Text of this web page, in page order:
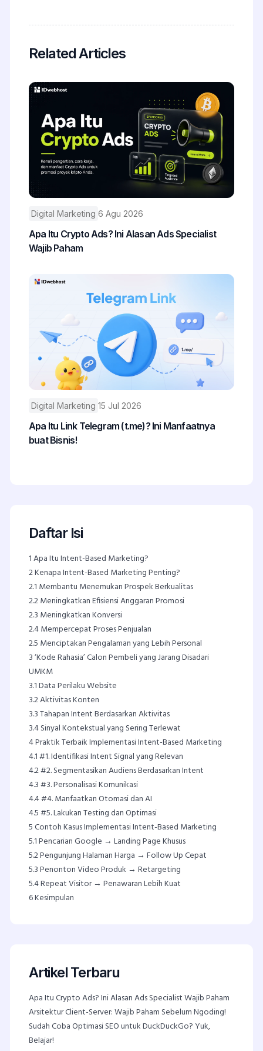
Related Articles
Digital Marketing 6 Agu 2026
Apa Itu Crypto Ads? Ini Alasan Ads Specialist
Wajib Paham
Digital Marketing 15 Jul 2026
Apa Itu Link Telegram (t.me)? Ini Manfaatnya
buat Bisnis!
Daftar Isi
1Apa Itu Intent-Based Marketing?
2Kenapa Intent-Based Marketing Penting?
2.1 Membantu Menemukan Prospek Berkualitas
2.2Meningkatkan Efisiensi Anggaran Promosi
2.3 Meningkatkan Konversi
2.4Mempercepat Proses Penjualan
2.5 Menciptakan Pengalaman yang Lebih Personal
3‘Kode Rahasia’ Calon Pembeli yang Jarang Disadari
UMKM
3.1Data Perilaku Website
3.2Aktivitas Konten
3.3Tahapan Intent Berdasarkan Aktivitas
3.4Sinyal Kontekstual yang Sering Terlewat
4Praktik Terbaik Implementasi Intent-Based Marketing
4.1#1. Identifikasi Intent Signal yang Relevan
4.2#2. Segmentasikan Audiens Berdasarkan Intent
4.3#3. Personalisasi Komunikasi
4.4#4. Manfaatkan Otomasi dan AI
4.5#5. Lakukan Testing dan Optimasi
5Contoh Kasus Implementasi Intent-Based Marketing
5.1Pencarian Google → Landing Page Khusus
5.2Pengunjung Halaman Harga → Follow Up Cepat
5.3Penonton Video Produk → Retargeting
5.4Repeat Visitor → Penawaran Lebih Kuat
6Kesimpulan
Artikel Terbaru
Apa Itu Crypto Ads? Ini Alasan Ads Specialist Wajib Paham
Arsitektur Client-Server: Wajib Paham Sebelum Ngoding!
Sudah Coba Optimasi SEO untuk DuckDuckGo? Yuk,
Belajar!